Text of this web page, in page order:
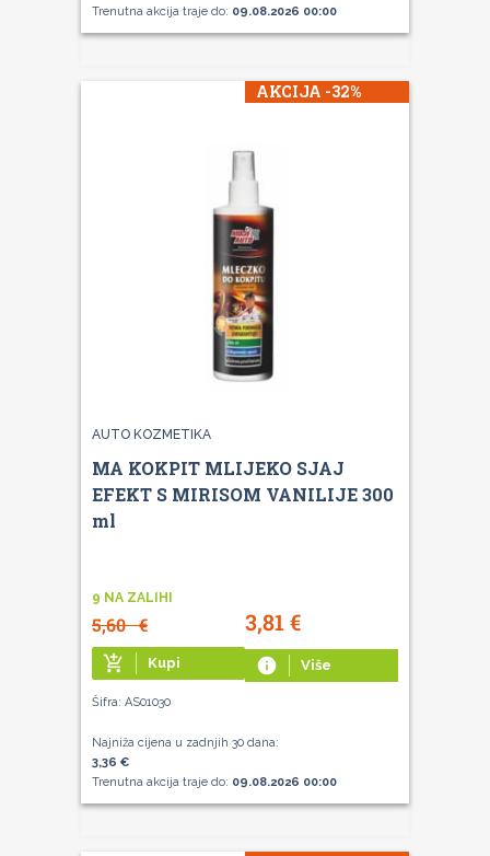
Trenutna akcija traje do: 09.08.2026 00:00
AKCIJA -32%
AUTO KOZMETIKA
MA KOKPIT MLIJEKO SJAJ
EFEKT S MIRISOM VANILIJE 300
ml
9 NA ZALIHI
5,60€ 3,81 €
add_shopping_cart Kupi info Više
Šifra: AS01030
Najniža cijena u zadnjih 30 dana:
3,36 €
Trenutna akcija traje do: 09.08.2026 00:00